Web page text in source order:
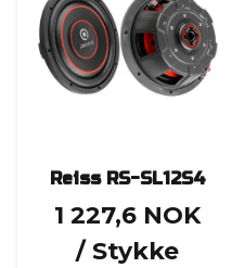
Reiss RS-SL12S4
1 227,6 NOK
/ Stykke